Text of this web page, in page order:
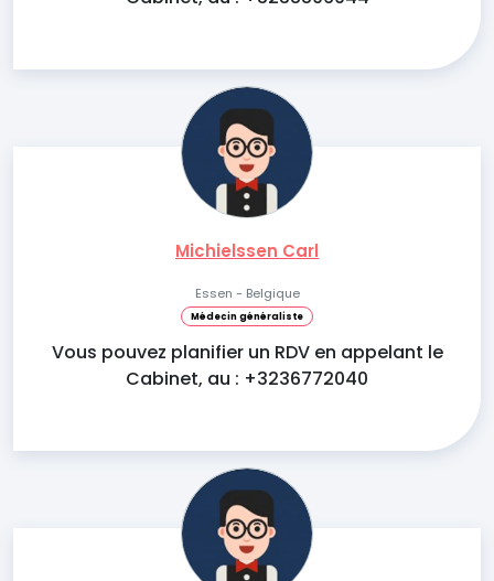
Michielssen Carl
Essen - Belgique
Médecin généraliste
Vous pouvez planifier un RDV en appelant le
Cabinet, au : +3236772040